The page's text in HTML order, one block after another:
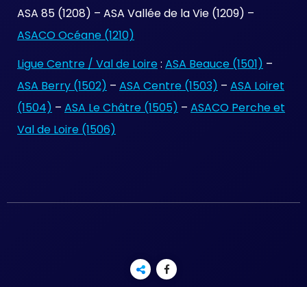
ASA 85 (1208) – ASA Vallée de la Vie (1209) –
ASACO Océane (1210)
Ligue Centre / Val de Loire : ASA Beauce (1501) –
ASA Berry (1502) – ASA Centre (1503) – ASA Loiret
(1504) – ASA Le Châtre (1505) – ASACO Perche et
Val de Loire (1506)